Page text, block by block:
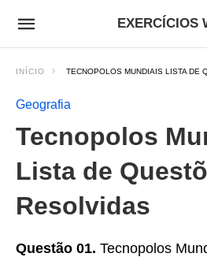
EXERCÍCIOS
INÍCIO TECNOPOLOS MUNDIAIS LISTA DE
Geografia
Tecnopolos
Lista de
Resolvidas
Questão 01. Tecnopolos